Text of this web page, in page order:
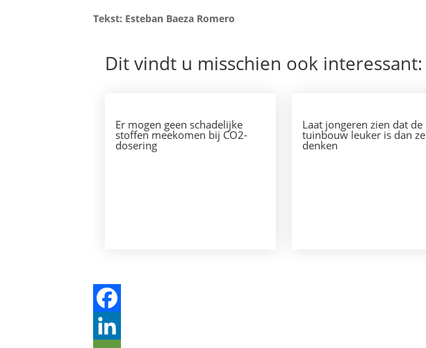
Tekst: Esteban Baeza Romero
Dit vindt u misschien ook interessant:
Er mogen geen schadelijke
stoffen meekomen bij CO2-
dosering
Laat jongeren zien dat de
tuinbouw leuker is dan ze
denken